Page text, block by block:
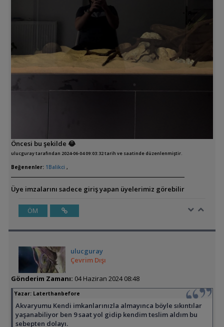
Öncesi bu şekilde 😂
ulucguray tarafından 2024-06-04 09:03:32 tarih ve saatinde düzenlenmiştir.
Beğenenler: 1Balikci ,
Üye imzalarını sadece giriş yapan üyelerimiz görebilir
ÖM
ulucguray
Çevrim Dışı
Gönderim Zamanı: 04 Haziran 2024 08:48
Yazar: Laterthanbefore
Akvaryumu Kendi imkanlarınızla almayınca böyle sıkıntılar
yaşanabiliyor ben 9 saat yol gidip kendim teslim aldım bu
sebepten dolayı.